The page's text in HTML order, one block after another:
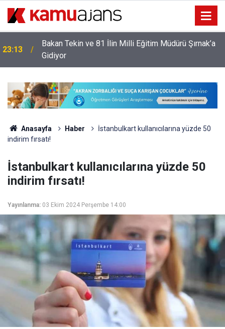
23:13
Bakan Tekin ve 81 İlin Milli Eğitim Müdürü Şırnak’a
Gidiyor
Anasayfa Haber
İstanbulkart kullanıcılarına yüzde 50
indirim fırsatı!
İstanbulkart kullanıcılarına yüzde 50
indirim fırsatı!
Yayınlanma: 03 Ekim 2024 Perşembe 14:00